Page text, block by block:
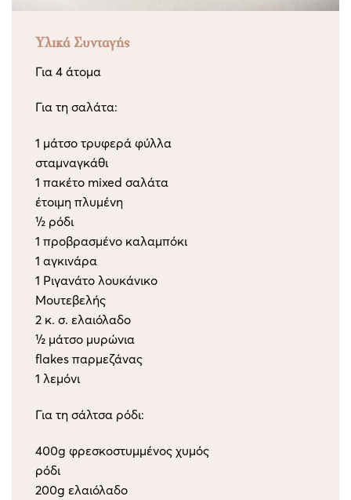
Υλικά Συνταγής
Για 4 άτομα
Για τη σαλάτα:
1 μάτσο τρυφερά φύλλα
σταμναγκάθι
1 πακέτο mixed σαλάτα
έτοιμη πλυμένη
½ ρόδι
1 προβρασμένο καλαμπόκι
1 αγκινάρα
1 Ριγανάτο λουκάνικο
Μουτεβελής
2 κ. σ. ελαιόλαδο
½ μάτσο μυρώνια
flakes παρμεζάνας
1 λεμόνι
Για τη σάλτσα ρόδι:
400g φρεσκοστυμμένος χυμός
ρόδι
200g ελαιόλαδο